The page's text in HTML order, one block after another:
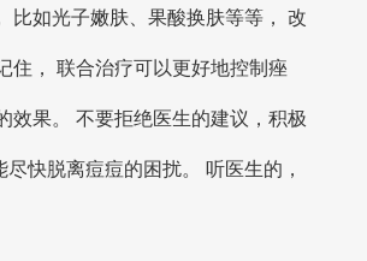
比如光子嫩肤、果酸换肤等等， 改
住， 联合治疗可以更好地控制痤
效果。 不要拒绝医生的建议，积极
尽快脱离痘痘的困扰。 听医生的，